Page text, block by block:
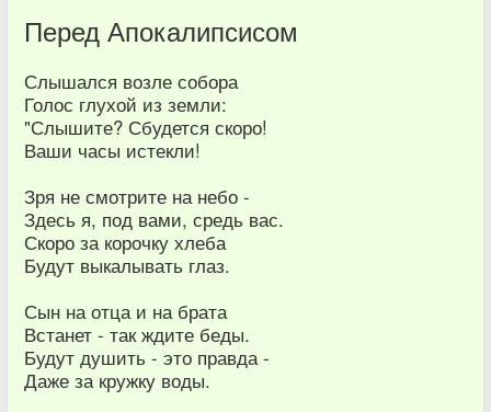
Перед Апокалипсисом
Слышался возле собора
Голос глухой из земли:
"Слышите? Сбудется скоро!
Ваши часы истекли!
Зря не смотрите на небо -
Здесь я, под вами, средь вас.
Скоро за корочку хлеба
Будут выкалывать глаз.
Сын на отца и на брата
Встанет - так ждите беды.
Будут душить - это правда -
Даже за кружку воды.